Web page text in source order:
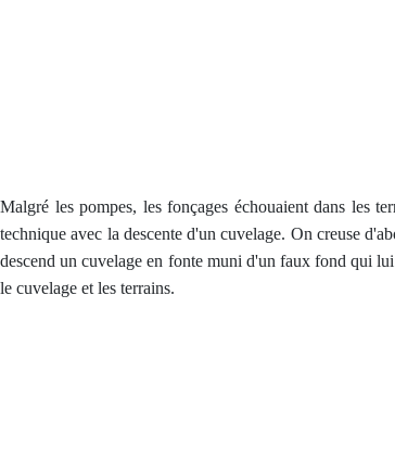
Malgré les pompes, les fonçages échouaient dans les
technique avec la descente d'un cuvelage. On creuse
descend un cuvelage en fonte muni d'un faux fond qui
le cuvelage et les terrains.